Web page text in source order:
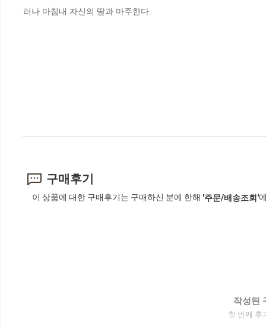
러나 마침내 자신의 딸과 마주한다.
구매후기
이 상품에 대한 구매후기는 구매하신 분에 한해 '주문/배송조회'
작성된
첫 번째 후